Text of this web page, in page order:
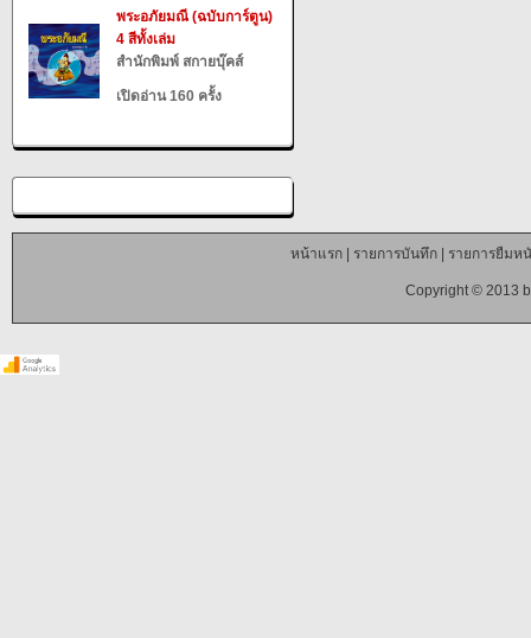
พระอภัยมณี (ฉบับการ์ตูน)
4 สีทั้งเล่ม
สำนักพิมพ์ สกายบุ๊คส์
เปิดอ่าน 160 ครั้ง
หน้าแรก| รายการบันทึก| รายการยืมห
Copyright © 2013